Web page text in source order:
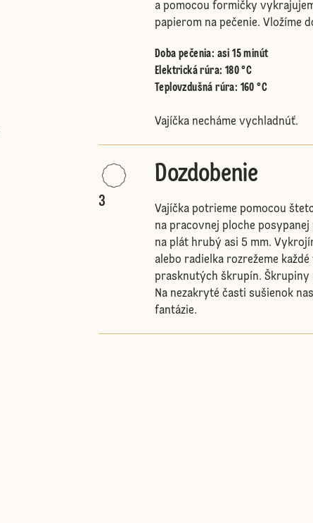
a pomocou formičky
papierom na pečenie. Vložíme
Doba pečenia: asi 15 minút
Elektrická rúra: 180 °C
Teplovzdušná rúra: 160 °C
Vajíčka necháme vychladnúť.
3
Dozdobenie
Vajíčka potrieme pomocou
na pracovnej ploche
na plát hrubý asi 5 mm.
alebo radielka rozrežeme
prasknutých škrupín. Škrupiny
Na nezakryté časti sušienok
fantázie.